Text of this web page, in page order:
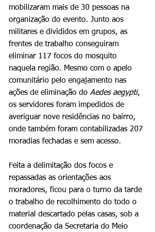
mobilizaram mais de 30 pessoas na
organização do evento. Junto aos
militares e divididos em grupos, as
frentes de trabalho conseguiram
eliminar 117 focos do mosquito
naquela região. Mesmo com o apelo
comunitário pelo engajamento nas
ações de eliminação do Aedes aegypti,
os servidores foram impedidos de
averiguar nove residências no bairro,
onde também foram contabilizadas 207
moradias fechadas e sem acesso.
Feita a delimitação dos focos e
repassadas as orientações aos
moradores, ficou para o turno da tarde
o trabalho de recolhimento do todo o
material descartado pelas casas, sob a
coordenação da Secretaria do Meio